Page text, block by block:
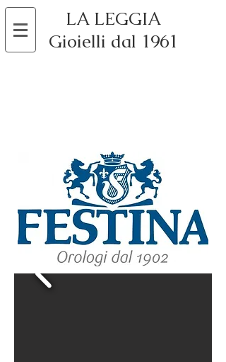
LA LEGGIA
Gioielli dal 1961